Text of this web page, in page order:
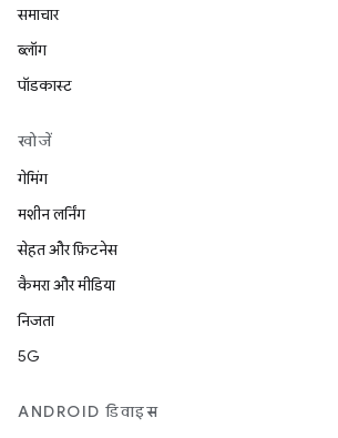
समाचार
ब्लॉग
पॉडकास्ट
खोजें
गेमिंग
मशीन लर्निंग
सेहत और फ़िटनेस
कैमरा और मीडिया
निजता
5G
ANDROID डिवाइस